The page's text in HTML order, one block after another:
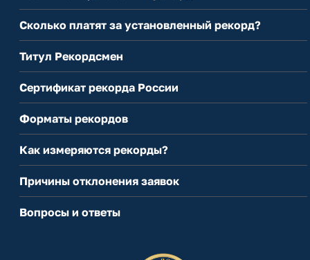
Сколько платят за установленный рекорд?
Титул Рекордсмен
Сертификат рекорда России
Форматы рекордов
Как измеряются рекорды?
Причины отклонения заявок
Вопросы и ответы